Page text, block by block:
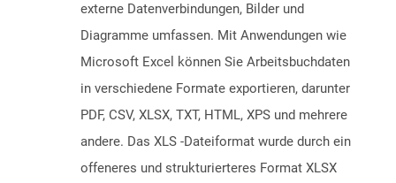
externe Datenverbindungen, Bilder und
Diagramme umfassen. Mit Anwendungen wie
Microsoft Excel können Sie Arbeitsbuchdaten
in verschiedene Formate exportieren, darunter
PDF, CSV, XLSX, TXT, HTML, XPS und mehrere
andere. Das XLS -Dateiformat wurde durch ein
offeneres und strukturierteres Format XLSX